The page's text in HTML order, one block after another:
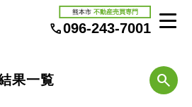
熊本市 不動産売買専門
096-243-7001
果一覧